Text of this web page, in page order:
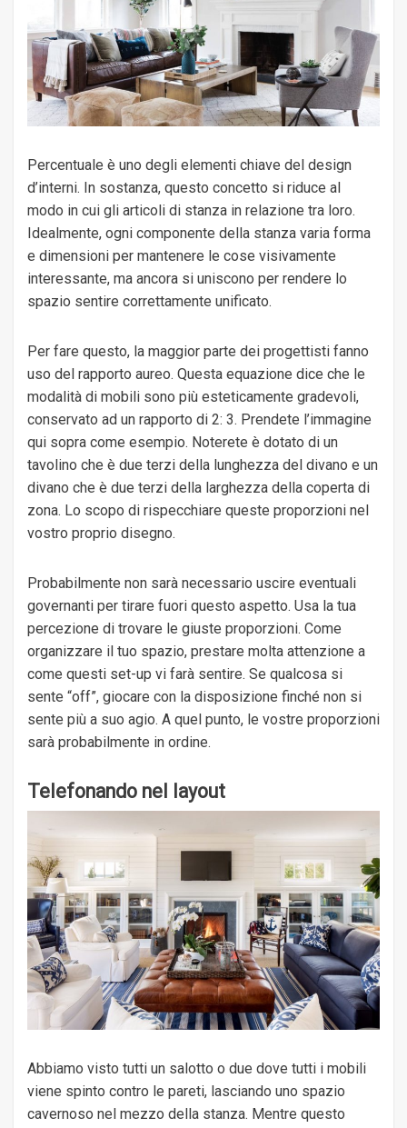
Percentuale è uno degli elementi chiave del design
d’interni. In sostanza, questo concetto si riduce al
modo in cui gli articoli di stanza in relazione tra loro.
Idealmente, ogni componente della stanza varia forma
e dimensioni per mantenere le cose visivamente
interessante, ma ancora si uniscono per rendere lo
spazio sentire correttamente unificato.
Per fare questo, la maggior parte dei progettisti fanno
uso del rapporto aureo. Questa equazione dice che le
modalità di mobili sono più esteticamente gradevoli,
conservato ad un rapporto di 2: 3. Prendete l’immagine
qui sopra come esempio. Noterete è dotato di un
tavolino che è due terzi della lunghezza del divano e un
divano che è due terzi della larghezza della coperta di
zona. Lo scopo di rispecchiare queste proporzioni nel
vostro proprio disegno.
Probabilmente non sarà necessario uscire eventuali
governanti per tirare fuori questo aspetto. Usa la tua
percezione di trovare le giuste proporzioni. Come
organizzare il tuo spazio, prestare molta attenzione a
come questi set-up vi farà sentire. Se qualcosa si
sente “off”, giocare con la disposizione finché non si
sente più a suo agio. A quel punto, le vostre proporzioni
sarà probabilmente in ordine.
Telefonando nel layout
Abbiamo visto tutti un salotto o due dove tutti i mobili
viene spinto contro le pareti, lasciando uno spazio
cavernoso nel mezzo della stanza. Mentre questo